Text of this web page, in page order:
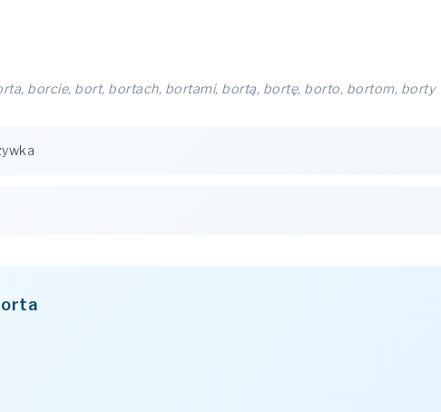
borcie, bort, bortach, bortami, bortą, bortę, borto, bortom, borty